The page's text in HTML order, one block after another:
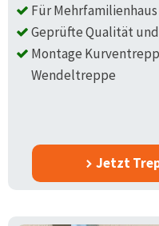
Für
Geprüfte Qualität
Montage
Wendeltreppe
Jetzt